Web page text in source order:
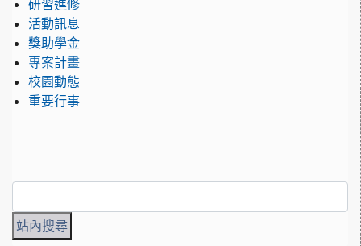
研習進修
活動訊息
獎助學金
專案計畫
校園動態
重要行事